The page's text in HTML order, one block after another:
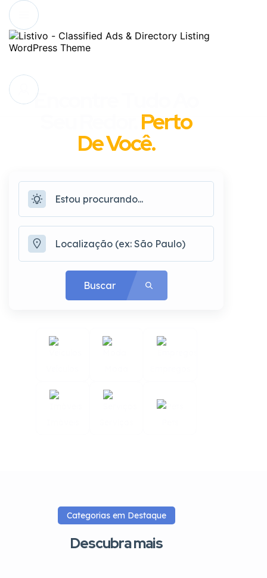
Encontre Tudo Ao
Perto
De Você.
Buscar
Categorias em Destaque
Descubra mais